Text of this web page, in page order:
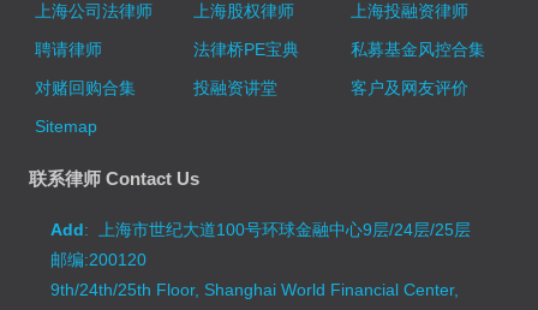
上海公司法律师
上海股权律师
上海投融资律师
聘请律师
法律桥PE宝典
私募基金风控合集
对赌回购合集
投融资讲堂
客户及网友评价
Sitemap
联系律师 Contact Us
Add: 上海市世纪大道100号环球金融中心9层/24层/25层
邮编:200120
9th/24th/25th Floor, Shanghai World Financial Center,